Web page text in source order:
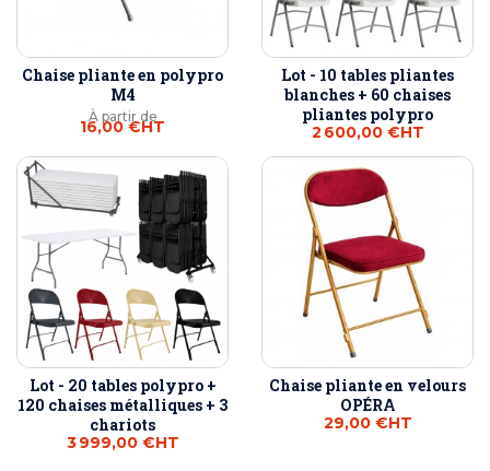
Chaise pliante en polypro
M4
À partir de
16,00 €HT
Lot - 10 tables pliantes
blanches + 60 chaises
pliantes polypro
2 600,00 €HT
Lot - 20 tables polypro +
120 chaises métalliques + 3
chariots
3 999,00 €HT
Chaise pliante en velours
OPÉRA
29,00 €HT